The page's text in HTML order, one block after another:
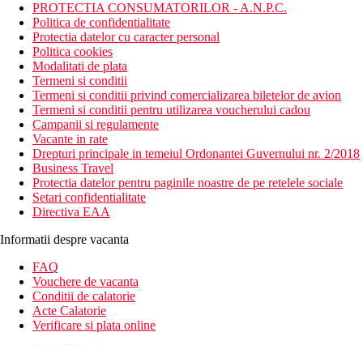
PROTECTIA CONSUMATORILOR - A.N.P.C.
Politica de confidentialitate
Protectia datelor cu caracter personal
Politica cookies
Modalitati de plata
Termeni si conditii
Termeni si conditii privind comercializarea biletelor de avion
Termeni si conditii pentru utilizarea voucherului cadou
Campanii si regulamente
Vacante in rate
Drepturi principale in temeiul Ordonantei Guvernului nr. 2/2018
Business Travel
Protectia datelor pentru paginile noastre de pe retelele sociale
Setari confidentialitate
Directiva EAA
Informatii despre vacanta
FAQ
Vouchere de vacanta
Conditii de calatorie
Acte Calatorie
Verificare si plata online